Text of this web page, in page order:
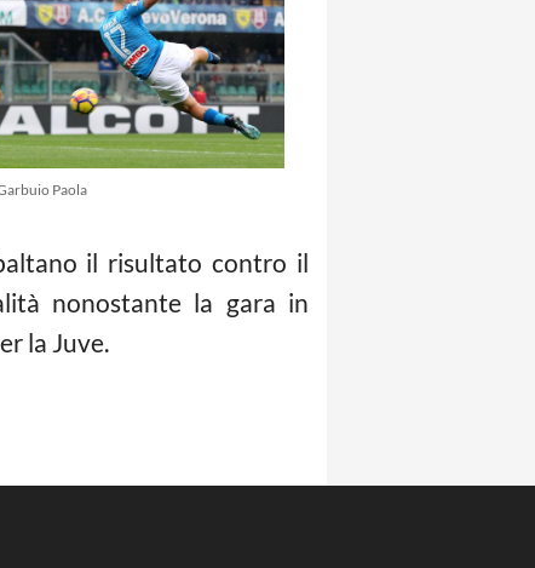
Paola
il risultato contro il
nonostante la gara in
la Juve.